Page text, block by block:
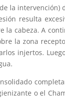
la intervención)
resulta
cabeza. A
la zona
injertos.
o el